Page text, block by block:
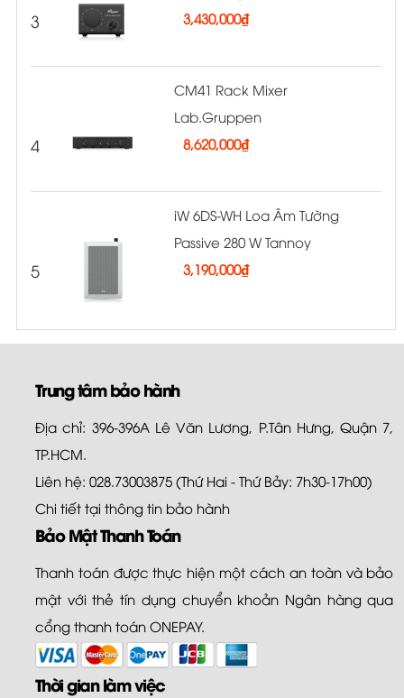
3
3,430,000₫
4
CM41 Rack Mixer
Lab.Gruppen
8,620,000₫
5
iW 6DS-WH Loa Âm Tường
Passive 280 W Tannoy
3,190,000₫
Trung tâm bảo hành
Địa chỉ: 396-396A Lê Văn Lương, P.Tân Hưng, Quận 7,
TP.HCM.
Liên hệ: 028.73003875 (Thứ Hai - Thứ Bảy: 7h30-17h00)
Chi tiết tại thông tin bảo hành
Bảo Mật Thanh Toán
Thanh toán được thực hiện một cách an toàn và bảo
mật với thẻ tín dụng chuyển khoản Ngân hàng qua
cổng thanh toán ONEPAY.
Thời gian làm việc